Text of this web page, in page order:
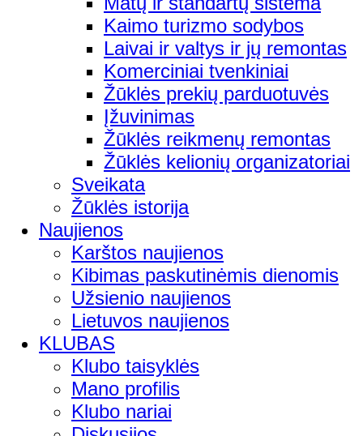
Kaimo turizmo sodybos
Laivai ir valtys ir jų remontas
Komerciniai tvenkiniai
Žūklės prekių parduotuvės
Įžuvinimas
Žūklės reikmenų remontas
Žūklės kelionių organizatoriai
Sveikata
Žūklės istorija
Naujienos
Karštos naujienos
Kibimas paskutinėmis dienomis
Užsienio naujienos
Lietuvos naujienos
KLUBAS
Klubo taisyklės
Mano profilis
Klubo nariai